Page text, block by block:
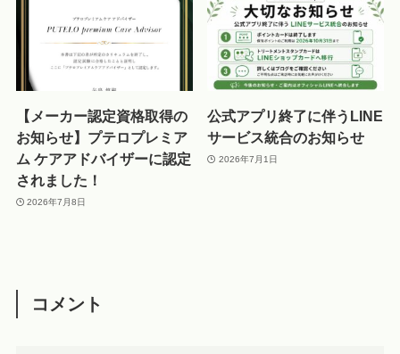
【メーカー認定資格取得の
お知らせ】プテロプレミア
ム ケアアドバイザーに認定
されました！
2026年7月8日
公式アプリ終了に伴うLINE
サービス統合のお知らせ
2026年7月1日
コメント